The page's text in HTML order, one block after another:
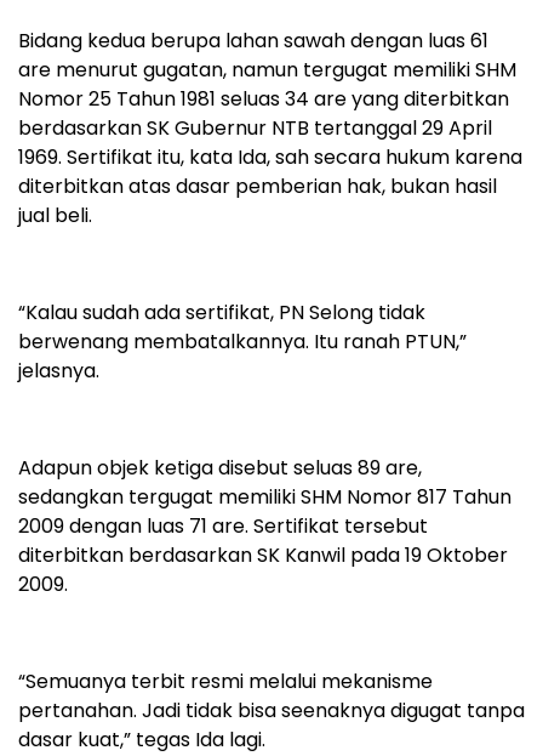
Bidang kedua berupa lahan sawah dengan luas 61
are menurut gugatan, namun tergugat memiliki SHM
Nomor 25 Tahun 1981 seluas 34 are yang diterbitkan
berdasarkan SK Gubernur NTB tertanggal 29 April
1969. Sertifikat itu, kata Ida, sah secara hukum karena
diterbitkan atas dasar pemberian hak, bukan hasil
jual beli.
“Kalau sudah ada sertifikat, PN Selong tidak
berwenang membatalkannya. Itu ranah PTUN,”
jelasnya.
Adapun objek ketiga disebut seluas 89 are,
sedangkan tergugat memiliki SHM Nomor 817 Tahun
2009 dengan luas 71 are. Sertifikat tersebut
diterbitkan berdasarkan SK Kanwil pada 19 Oktober
2009.
“Semuanya terbit resmi melalui mekanisme
pertanahan. Jadi tidak bisa seenaknya digugat tanpa
dasar kuat,” tegas Ida lagi.